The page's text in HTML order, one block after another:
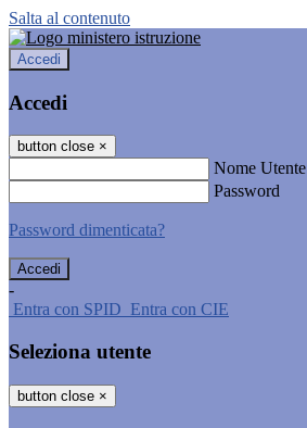
Salta al contenuto
Accedi
Accedi
button close ×
Nome Utente
Password
Password dimenticata?
-
Entra con SPID Entra con CIE
Seleziona utente
button close ×